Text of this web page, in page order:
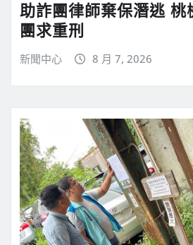
助詐團律師棄保潛逃 桃
團求重刑
新聞中心 8 月 7, 2026